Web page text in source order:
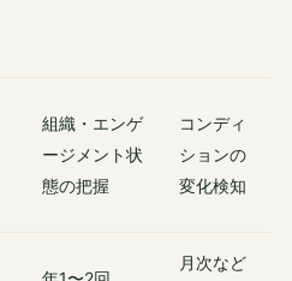
組織・エンゲ
ージメント状
態の把握
コンディ
ションの
変化検知
月次など